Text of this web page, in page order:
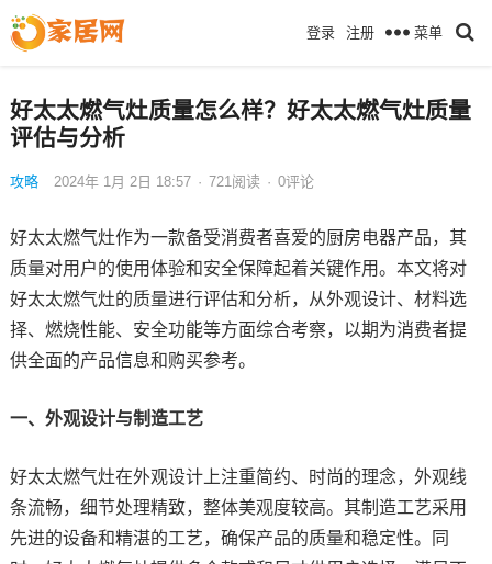
登录 注册 菜单
好太太燃气灶质量怎么样？好太太燃气灶质量
评估与分析
攻略 2024年 1月 2日 18:57 · 721 阅读 · 0评论
好太太燃气灶作为一款备受消费者喜爱的厨房电器产品，其
质量对用户的使用体验和安全保障起着关键作用。本文将对
好太太燃气灶的质量进行评估和分析，从外观设计、材料选
择、燃烧性能、安全功能等方面综合考察，以期为消费者提
供全面的产品信息和购买参考。
一、外观设计与制造工艺
好太太燃气灶在外观设计上注重简约、时尚的理念，外观线
条流畅，细节处理精致，整体美观度较高。其制造工艺采用
先进的设备和精湛的工艺，确保产品的质量和稳定性。同